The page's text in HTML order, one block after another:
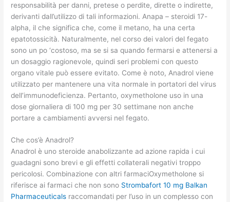
responsabilità per danni, pretese o perdite, dirette o indirette,
derivanti dall’utilizzo di tali informazioni. Anapa – steroidi 17-
alpha, il che significa che, come il metano, ha una certa
epatotossicità. Naturalmente, nel corso dei valori del fegato
sono un po ‘costoso, ma se si sa quando fermarsi e attenersi a
un dosaggio ragionevole, quindi seri problemi con questo
organo vitale può essere evitato. Come è noto, Anadrol viene
utilizzato per mantenere una vita normale in portatori del virus
dell’immunodeficienza. Pertanto, oxymetholone uso in una
dose giornaliera di 100 mg per 30 settimane non anche
portare a cambiamenti avversi nel fegato.
Che cos’è Anadrol?
Anadrol è uno steroide anabolizzante ad azione rapida i cui
guadagni sono brevi e gli effetti collaterali negativi troppo
pericolosi. Combinazione con altri farmaciOxymetholone si
riferisce ai farmaci che non sono Strombafort 10 mg Balkan
Pharmaceuticals raccomandati per l’uso in un complesso con